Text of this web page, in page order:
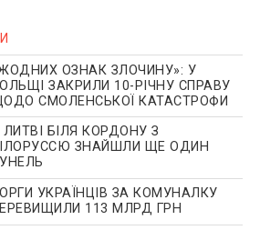
ОЗНАК ЗЛОЧИНУ»: У
ЗАКРИЛИ 10-РІЧНУ СПРАВУ
СМОЛЕНСЬКОЇ КАТАСТРОФИ
ЛИТВІ БІЛЯ КОРДОНУ З
ЗНАЙШЛИ ЩЕ ОДИН
УКРАЇНЦІВ ЗА КОМУНАЛКУ
113 МЛРД ГРН